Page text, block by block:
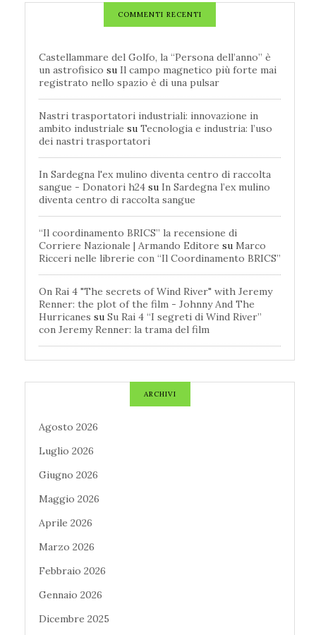
COMMENTI RECENTI
Castellammare del Golfo, la “Persona dell’anno” è
un astrofisico su Il campo magnetico più forte mai
registrato nello spazio è di una pulsar
Nastri trasportatori industriali: innovazione in
ambito industriale su Tecnologia e industria: l’uso
dei nastri trasportatori
In Sardegna l'ex mulino diventa centro di raccolta
sangue - Donatori h24 su In Sardegna l’ex mulino
diventa centro di raccolta sangue
“Il coordinamento BRICS” la recensione di
Corriere Nazionale | Armando Editore su Marco
Ricceri nelle librerie con “Il Coordinamento BRICS”
On Rai 4 "The secrets of Wind River" with Jeremy
Renner: the plot of the film - Johnny And The
Hurricanes su Su Rai 4 “I segreti di Wind River”
con Jeremy Renner: la trama del film
ARCHIVI
Agosto 2026
Luglio 2026
Giugno 2026
Maggio 2026
Aprile 2026
Marzo 2026
Febbraio 2026
Gennaio 2026
Dicembre 2025